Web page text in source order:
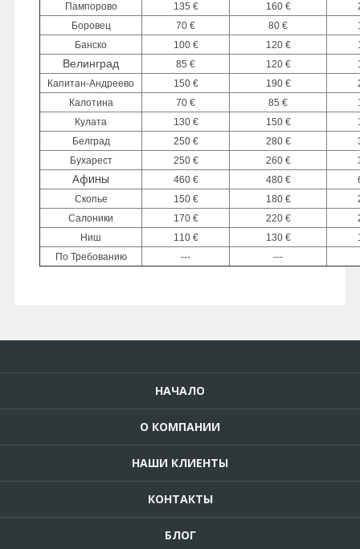
Пампорово
135 € 160 €
Боровец
70 € 80 €
Банско
100 € 120 €
Велинград 85 € 120 €
Капитан-Андреево
150 € 190 €
Калотина
70 € 85 €
Кулата
130 € 150 €
Белград
250 € 280 €
Бухарест
250 € 260 €
Афины 460 € 480 €
Скопье
150 € 180 €
Салоники
170 € 220 €
Ниш
110 € 130 €
По Требованию
--- ---
НАЧАЛО
О КОМПАНИИ
НАШИ КЛИЕНТЫ
КОНТАКТЫ
БЛОГ